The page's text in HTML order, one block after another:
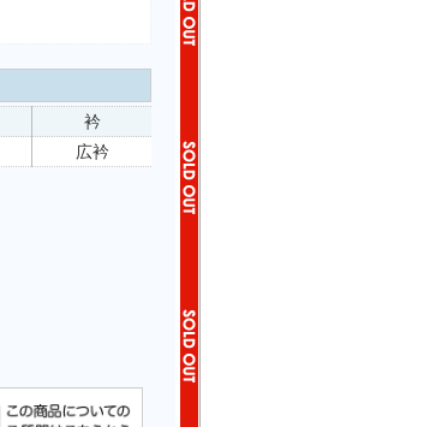
衿
広衿